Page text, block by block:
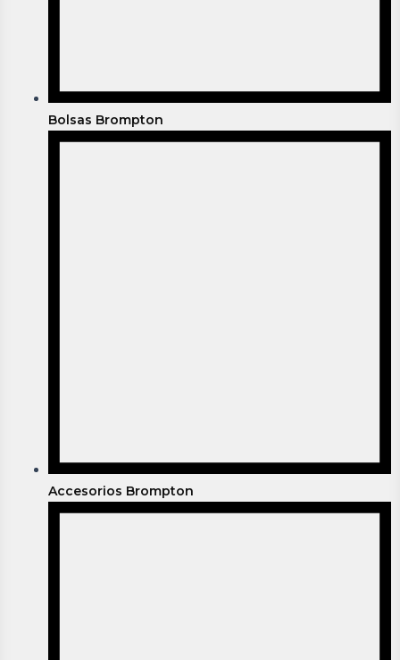
Bolsas Brompton
Accesorios Brompton